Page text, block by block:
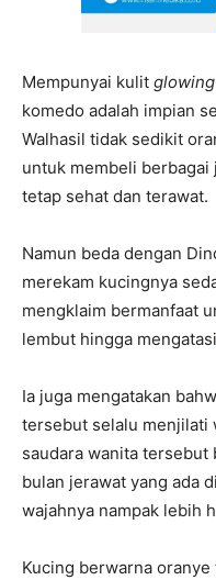
Mempunyai kulit glowing
komedo adalah impian
Walhasil tidak sedikit
untuk membeli berbagai
tetap sehat dan terawat.
Namun beda dengan
merekam kucingnya
mengklaim bermanfaat
lembut hingga mengatasi
Ia juga mengatakan
tersebut selalu menjilati
saudara wanita tersebut
bulan jerawat yang ada
wajahnya nampak lebih
Kucing berwarna